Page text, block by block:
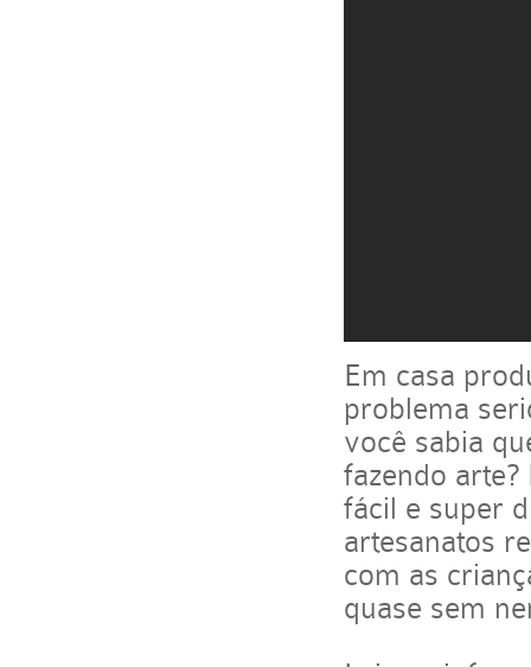
Em casa
problema
você sabia
fazendo
fácil e super
artesanatos
com as
quase sem